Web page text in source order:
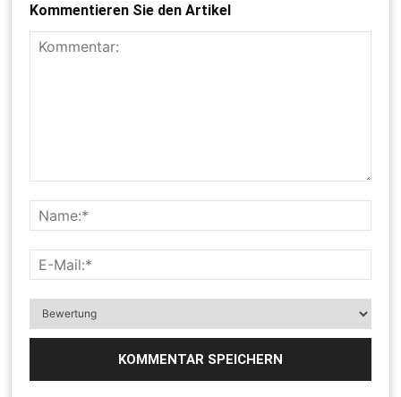
Kommentieren Sie den Artikel